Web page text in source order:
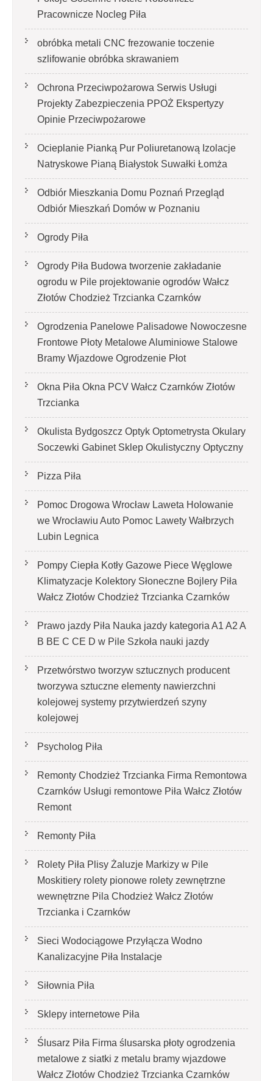
Pracownicze Nocleg Piła
obróbka metali CNC frezowanie toczenie
szlifowanie obróbka skrawaniem
Ochrona Przeciwpożarowa Serwis Usługi
Projekty Zabezpieczenia PPOŻ Ekspertyzy
Opinie Przeciwpożarowe
Ocieplanie Pianką Pur Poliuretanową Izolacje
Natryskowe Pianą Białystok Suwałki Łomża
Odbiór Mieszkania Domu Poznań Przegląd
Odbiór Mieszkań Domów w Poznaniu
Ogrody Piła
Ogrody Piła Budowa tworzenie zakładanie
ogrodu w Pile projektowanie ogrodów Wałcz
Złotów Chodzież Trzcianka Czarnków
Ogrodzenia Panelowe Palisadowe Nowoczesne
Frontowe Płoty Metalowe Aluminiowe Stalowe
Bramy Wjazdowe Ogrodzenie Płot
Okna Piła Okna PCV Wałcz Czarnków Złotów
Trzcianka
Okulista Bydgoszcz Optyk Optometrysta Okulary
Soczewki Gabinet Sklep Okulistyczny Optyczny
Pizza Piła
Pomoc Drogowa Wrocław Laweta Holowanie
we Wrocławiu Auto Pomoc Lawety Wałbrzych
Lubin Legnica
Pompy Ciepła Kotły Gazowe Piece Węglowe
Klimatyzacje Kolektory Słoneczne Bojlery Piła
Wałcz Złotów Chodzież Trzcianka Czarnków
Prawo jazdy Piła Nauka jazdy kategoria A1 A2 A
B BE C CE D‎ w Pile Szkoła nauki jazdy
Przetwórstwo tworzyw sztucznych producent
tworzywa sztuczne elementy nawierzchni
kolejowej systemy przytwierdzeń szyny
kolejowej
Psycholog Piła
Remonty Chodzież Trzcianka Firma Remontowa
Czarnków Usługi remontowe Piła Wałcz Złotów
Remont
Remonty Piła
Rolety Piła Plisy Żaluzje Markizy w Pile
Moskitiery rolety pionowe rolety zewnętrzne
wewnętrzne Pila Chodzież Wałcz Złotów
Trzcianka i Czarnków
Sieci Wodociągowe Przyłącza Wodno
Kanalizacyjne Piła Instalacje
Siłownia Piła
Sklepy internetowe Piła
Ślusarz Piła Firma ślusarska płoty ogrodzenia
metalowe z siatki z metalu bramy wjazdowe
Wałcz Złotów Chodzież Trzcianka Czarnków